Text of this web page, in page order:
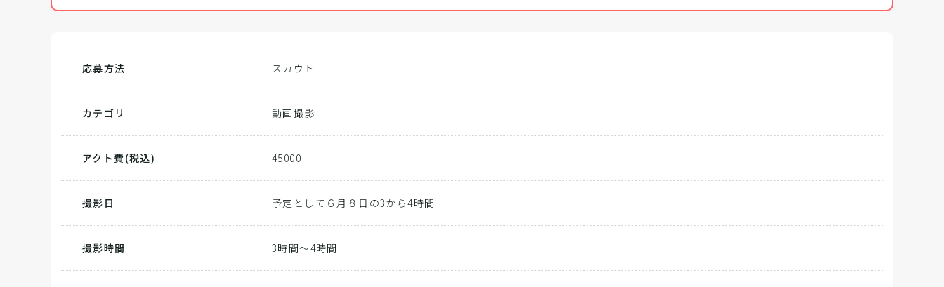
応募方法 スカウト
カテゴリ 動画撮影
アクト費(税込) 45000
撮影日 予定として６月８日の3から4時間
撮影時間 3時間～4時間